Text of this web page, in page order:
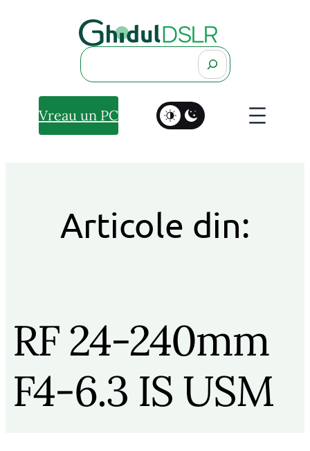
Search
Vreau un PC
Articole din:
RF 24-240mm
F4-6.3 IS USM